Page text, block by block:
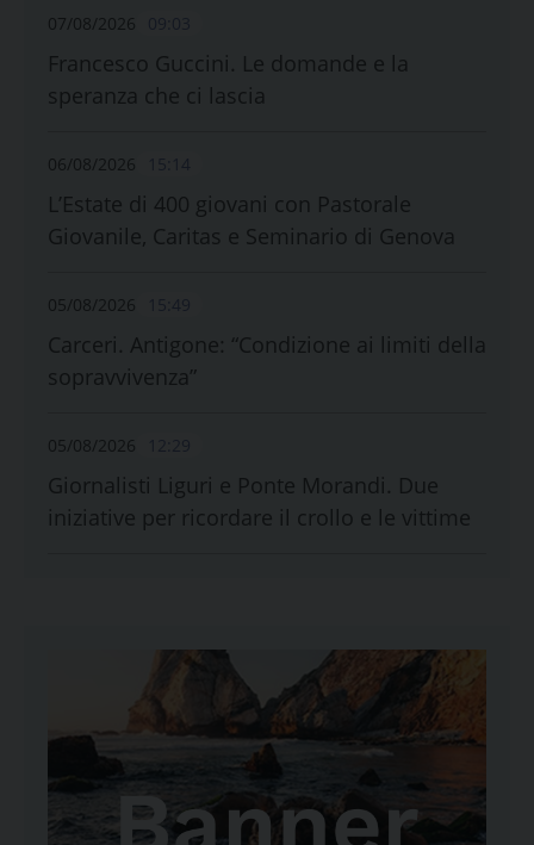
07/08/2026
Francesco Guccini. Le domande e la
speranza che ci lascia
06/08/2026
L’Estate di 400 giovani con Pastorale
Giovanile, Caritas e Seminario di Genova
05/08/2026
Carceri. Antigone: “Condizione ai limiti della
sopravvivenza”
05/08/2026
Giornalisti Liguri e Ponte Morandi. Due
iniziative per ricordare il crollo e le vittime